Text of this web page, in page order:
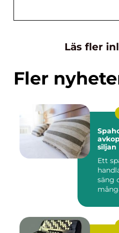
Läs fler
Fler
siljan
Ett
säng